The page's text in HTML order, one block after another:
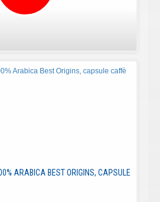
ARABICA BEST ORIGINS, CAPSULE